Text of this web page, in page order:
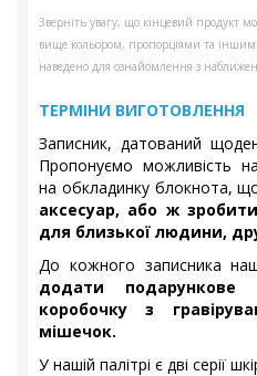
Зверніть увагу, що кінцевий продукт
вище кольором, пропорціями та
наведено для ознайомлення з
ТЕРМІНИ ВИГОТОВЛЕННЯ
Записник, датований
Пропонуємо можливість
на обкладинку блокнота,
аксесуар, або ж
для близької людини,
До кожного записника
додати подарункове
коробочку з
мішечок.
У нашій палітрі є дві серії